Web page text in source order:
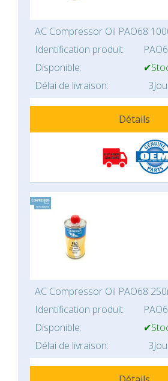
AC Compressor Oil PAO68
Identification produit:
Disponible:
Délai de livraison:
Détails
AC Compressor Oil PAO68
Identification produit:
Disponible:
Délai de livraison: